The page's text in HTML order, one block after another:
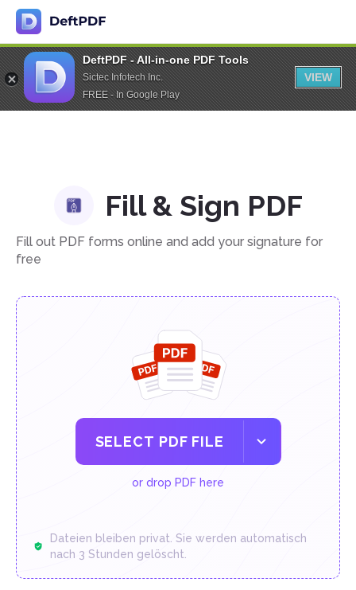
DeftPDF - All-in-one PDF Tools
Sictec Infotech Inc.
FREE - In Google Play
VIEW
Fill & Sign PDF
Fill out PDF forms online and add your signature for
free
SELECT PDF FILE
or drop PDF here
Dateien bleiben privat. Sie werden automatisch
nach 3 Stunden gelöscht.